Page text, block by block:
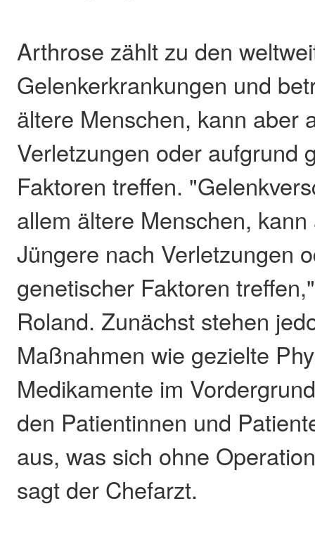
Arthrose zählt zu den
Gelenkerkrankungen und
ältere Menschen, kann aber
Verletzungen oder aufgrund
Faktoren treffen.
allem ältere Menschen,
Jüngere nach Verletzungen
genetischer Faktoren
Roland. Zunächst stehen
Maßnahmen wie gezielte
Medikamente im
den Patientinnen und
aus, was sich ohne
sagt der Chefarzt.